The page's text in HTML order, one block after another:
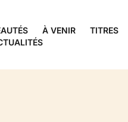
À VENIR TITRES